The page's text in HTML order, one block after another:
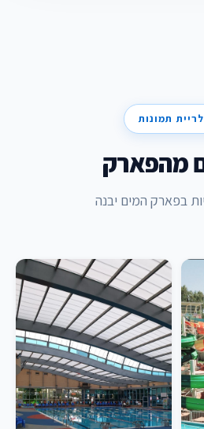
תמונות
מהפארק
בפארק המים יבנה